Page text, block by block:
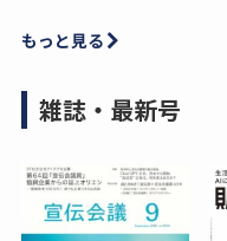
もっと見る
雑誌・最新号